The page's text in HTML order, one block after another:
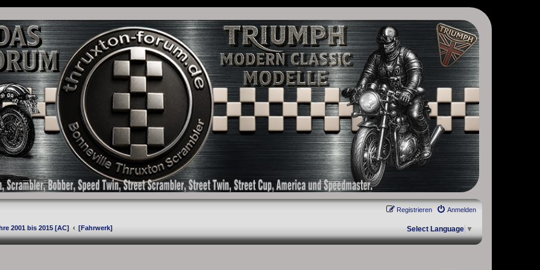
Forum für die New Bonneville Baureihen ab BJ 2001. Triumph Bonneville, Thruxton, Scrambler, Bobber, Speed Twin, Street Scrambler, Street Twin,
Anmelden
Registrieren
2001 bis 2015 [AC] [Fahrwerk] Select Language ▼